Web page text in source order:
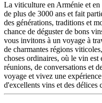
La viticulture en Arménie et
de plus de 3000 ans et fait
des générations, traditions et
chance de déguster de bons
vous invitons à un voyage à
de charmantes régions
choses ordinaires, où le vin est
réunions, de conversations et
voyage et vivez une
d'excellents vins et des délices